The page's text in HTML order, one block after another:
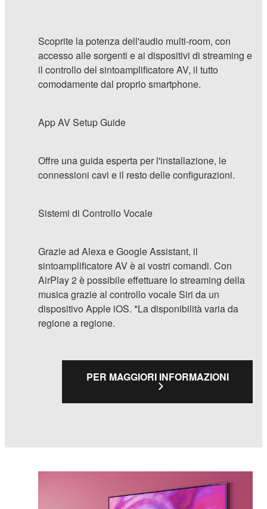
Scoprite la potenza dell'audio multi-room, con
accesso alle sorgenti e ai dispositivi di streaming e
il controllo del sintoamplificatore AV, il tutto
comodamente dal proprio smartphone.
App AV Setup Guide
Offre una guida esperta per l'installazione, le
connessioni cavi e il resto delle configurazioni.
Sistemi di Controllo Vocale
Grazie ad Alexa e Google Assistant, il
sintoamplificatore AV è ai vostri comandi. Con
AirPlay 2 è possibile effettuare lo streaming della
musica grazie al controllo vocale Siri da un
dispositivo Apple iOS. *La disponibilità varia da
regione a regione.
PER MAGGIORI INFORMAZIONI